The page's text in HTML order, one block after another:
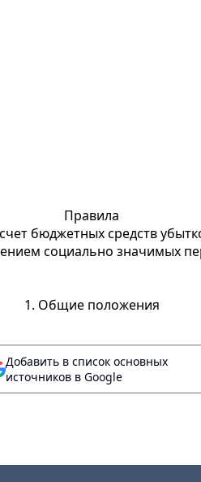
Правила
бюджетных средств
социально значимых
1. Общие положения
Добавить в список основных
источников в Google